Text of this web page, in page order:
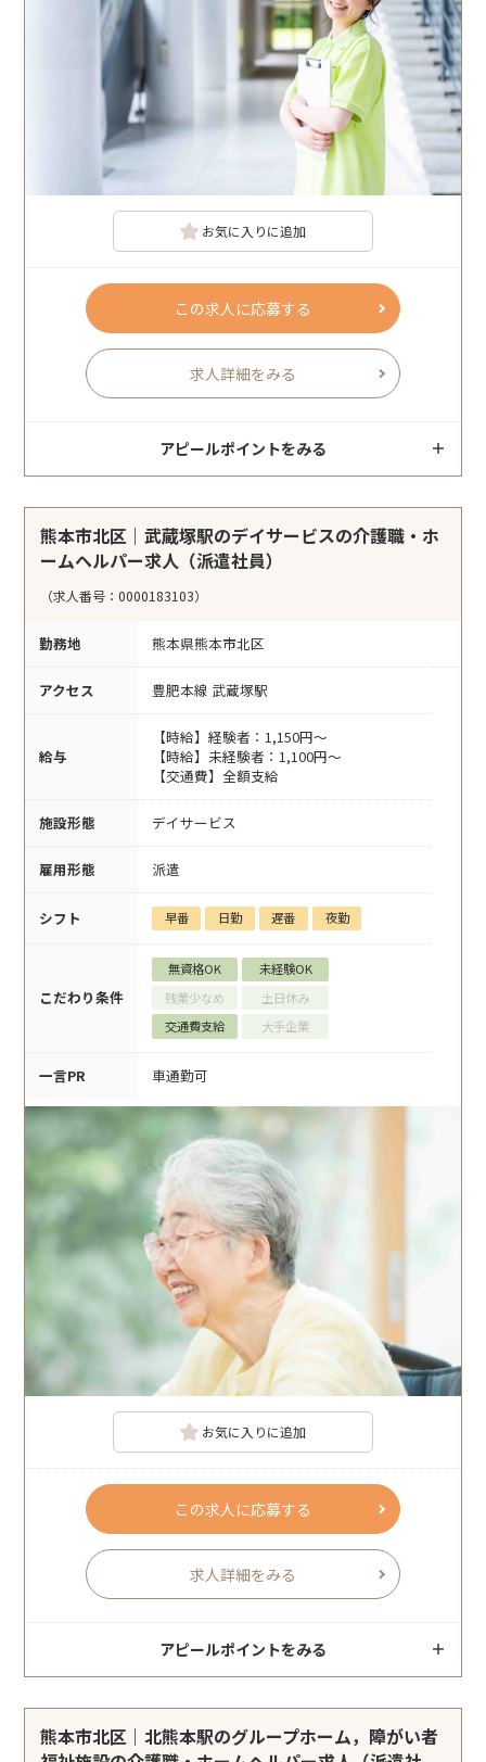
お気に入りに追加
この求人に応募する
求人詳細をみる
アピールポイントをみる
熊本市北区｜武蔵塚駅のデイサービスの介護職・ホ
ームヘルパー求人（派遣社員）
（求人番号：0000183103）
勤務地 熊本県熊本市北区
アクセス 豊肥本線 武蔵塚駅
給与
【時給】経験者：1,150円～
【時給】未経験者：1,100円～
【交通費】全額支給
施設形態 デイサービス
雇用形態 派遣
シフト 早番 日勤 遅番 夜勤
こだわり条件
無資格OK
未経験OK
残業少なめ
土日休み
交通費支給
大手企業
一言PR 車通勤可
お気に入りに追加
この求人に応募する
求人詳細をみる
アピールポイントをみる
熊本市北区｜北熊本駅のグループホーム，障がい者